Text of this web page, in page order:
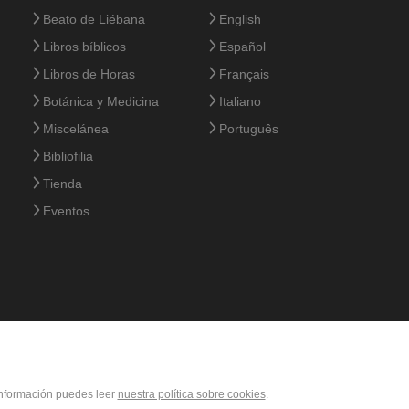
Beato de Liébana
Libros bíblicos
Libros de Horas
Botánica y Medicina
Miscelánea
Bibliofilia
Tienda
Eventos
English
Español
Français
Italiano
Português
puedes leer nuestra política sobre cookies.